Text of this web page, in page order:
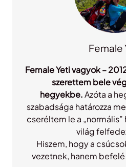
Female
Female Yeti vagyok –
szerettem bele
hegyekbe.Azóta a
szabadsága határozza
cseréltem le a
világ
Hiszem, hogy a
vezetnek, hanem